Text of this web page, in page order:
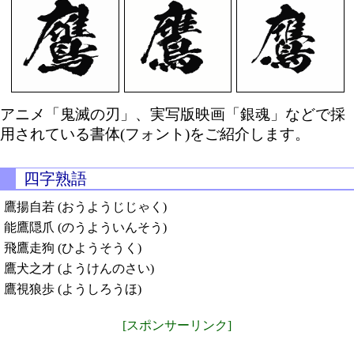
アニメ「鬼滅の刃」、実写版映画「銀魂」などで採
用されている書体(フォント)をご紹介します。
四字熟語
鷹揚自若 (おうようじじゃく)
能鷹隠爪 (のうよういんそう)
飛鷹走狗 (ひようそうく)
鷹犬之才 (ようけんのさい)
鷹視狼歩 (ようしろうほ)
[スポンサーリンク]